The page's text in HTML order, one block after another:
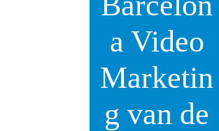
a Video
Marketin
g van de